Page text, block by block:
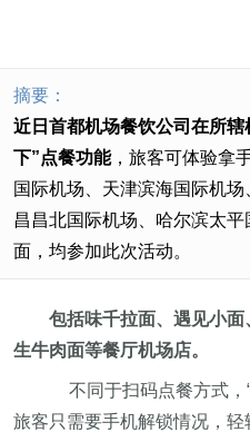
摘要：
近日首都机场餐饮公司在所
下”点餐功能，旅客可体验拿
国际机场、天津滨海国际机
昌昌北国际机场、哈尔滨太
面，均参加此次活动。
包括味千拉面、遇见小
生牛肉面等餐厅机场店。
不同于扫码点餐方式，
旅客只需要手机解锁情况，